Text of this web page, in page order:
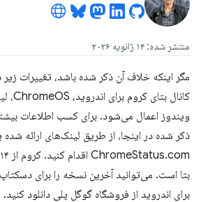
منتشر شده: ۱۴ ژانویه ۲۰۲۶
مگر اینکه خلاف آن ذکر شده باشد، تغییرات
ویندوز اعمال می‌شود. برای کسب اطلاعات
ذکر شده در اینجا، از طریق لینک‌های ارائه
بتا است. می‌توانید آخرین نسخه را برای دسکتاپ
برای اندروید از فروشگاه گوگل پلی دانلود کنید.